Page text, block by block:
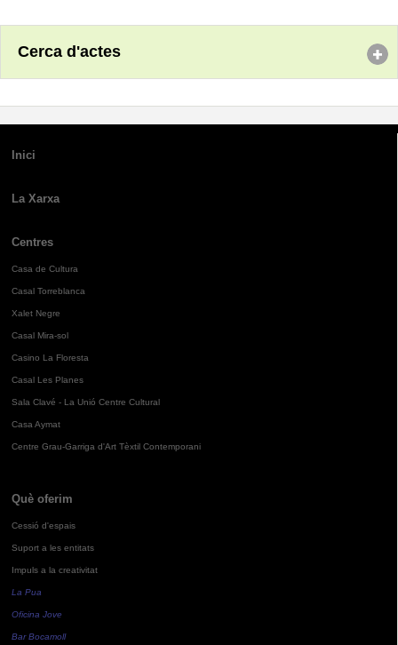
Cerca d'actes
Inici
La Xarxa
Centres
Casa de Cultura
Casal Torreblanca
Xalet Negre
Casal Mira-sol
Casino La Floresta
Casal Les Planes
Sala Clavé - La Unió Centre Cultural
Casa Aymat
Centre Grau-Garriga d'Art Tèxtil Contemporani
Què oferim
Cessió d'espais
Suport a les entitats
Impuls a la creativitat
La Pua
Oficina Jove
Bar Bocamoll